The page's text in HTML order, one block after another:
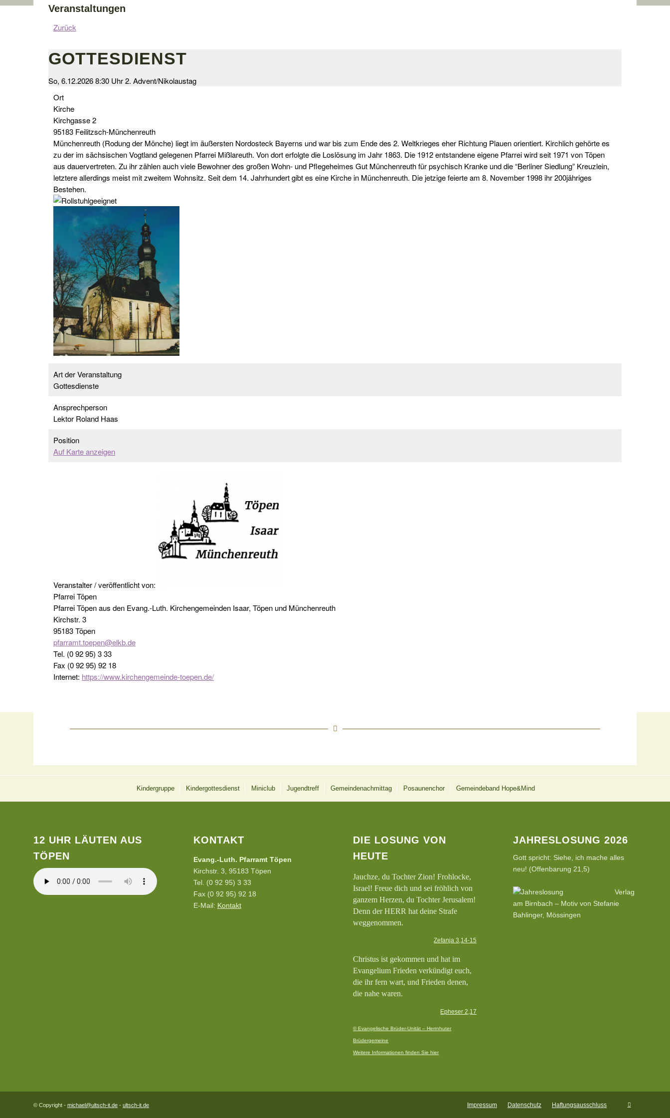
Veranstaltungen
Zurück
GOTTESDIENST
So, 6.12.2026 8:30 Uhr2. Advent/Nikolaustag
Ort
Kirche
Kirchgasse 2
95183 Feilitzsch-Münchenreuth
Münchenreuth (Rodung der Mönche) liegt im äußersten Nordosteck Bayerns und war bis zum Ende des 2. Weltkrieges eher Richtung Plauen orientiert. Kirchlich gehörte es
zu der im sächsischen Vogtland gelegenen Pfarrei Mißlareuth. Von dort erfolgte die Loslösung im Jahr 1863. Die 1912 entstandene eigene Pfarrei wird seit 1971 von Töpen
aus dauervertreten. Zu ihr zählen auch viele Bewohner des großen Wohn- und Pflegeheimes Gut Münchenreuth für psychisch Kranke und die “Berliner Siedlung” Kreuzlein,
letztere allerdings meist mit zweitem Wohnsitz. Seit dem 14. Jahrhundert gibt es eine Kirche in Münchenreuth. Die jetzige feierte am 8. November 1998 ihr 200jähriges
Bestehen.
Art der Veranstaltung
Gottesdienste
Ansprechperson
Lektor Roland Haas
Position
Auf Karte anzeigen
Veranstalter / veröffentlicht von:
Pfarrei Töpen
Pfarrei Töpen aus den Evang.-Luth. Kirchengemeinden Isaar, Töpen und Münchenreuth
Kirchstr. 3
95183 Töpen
pfarramt.toepen@elkb.de
Tel. (0 92 95) 3 33
Fax (0 92 95) 92 18
Internet: https://www.kirchengemeinde-toepen.de/
Kindergruppe Kindergottesdienst Miniclub Jugendtreff Gemeindenachmittag Posaunenchor Gemeindeband Hope&Mind
12 UHR LÄUTEN AUS
TÖPEN
KONTAKT
Evang.-Luth. Pfarramt Töpen
Kirchstr. 3, 95183 Töpen
Tel. (0 92 95) 3 33
Fax (0 92 95) 92 18
E-Mail: Kontakt
DIE LOSUNG VON
HEUTE
Jauchze, du Tochter Zion! Frohlocke,
Israel! Freue dich und sei fröhlich von
ganzem Herzen, du Tochter Jerusalem!
Denn der HERR hat deine Strafe
weggenommen.
Zefanja 3,14-15
Christus ist gekommen und hat im
Evangelium Frieden verkündigt euch,
die ihr fern wart, und Frieden denen,
die nahe waren.
Epheser 2,17
© Evangelische Brüder-Unität – Herrnhuter
Brüdergemeine
Weitere Informationen finden Sie hier
JAHRESLOSUNG 2026
Gott spricht: Siehe, ich mache alles
neu! (Offenbarung 21,5)
Verlag
am Birnbach – Motiv von Stefanie
Bahlinger, Mössingen
© Copyright - michael@ultsch-it.de - ultsch-it.de Impressum Datenschutz Haftungsausschluss